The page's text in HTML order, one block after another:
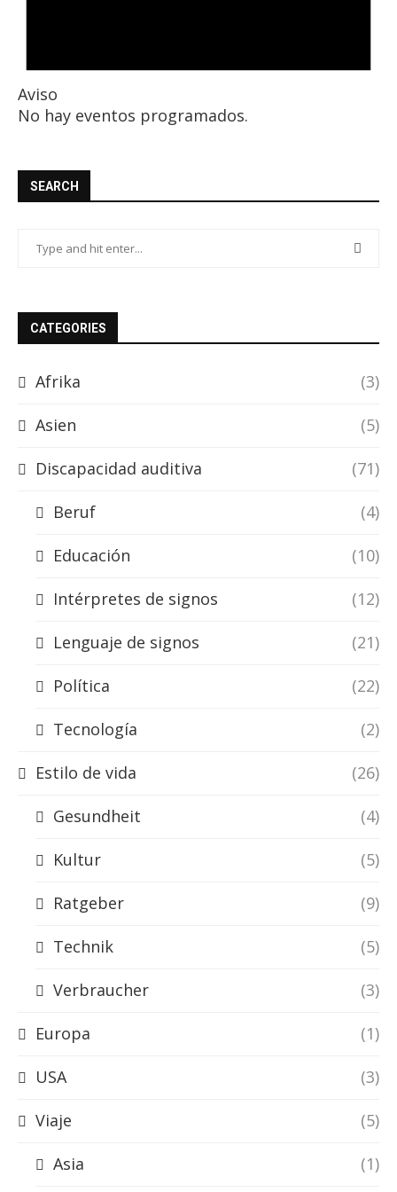
Aviso
No hay eventos programados.
SEARCH
CATEGORIES
Afrika (3)
Asien (5)
Discapacidad auditiva (71)
Beruf (4)
Educación (10)
Intérpretes de signos (12)
Lenguaje de signos (21)
Política (22)
Tecnología (2)
Estilo de vida (26)
Gesundheit (4)
Kultur (5)
Ratgeber (9)
Technik (5)
Verbraucher (3)
Europa (1)
USA (3)
Viaje (5)
Asia (1)